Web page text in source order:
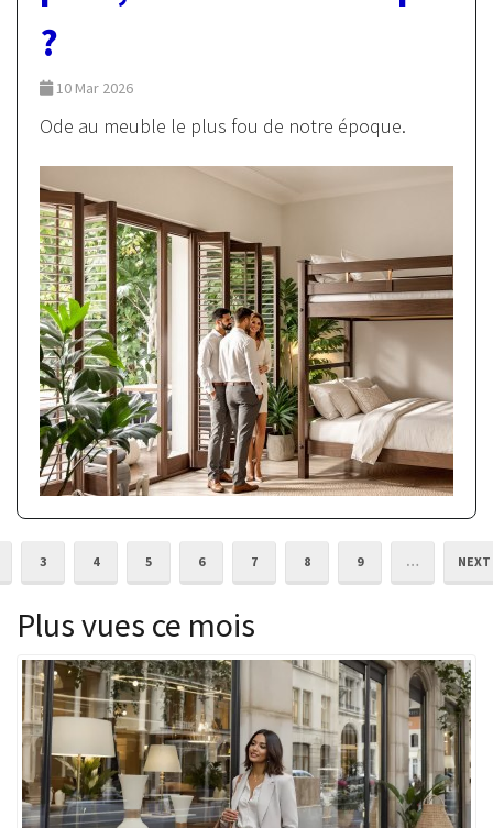
?
10 Mar 2026
Ode au meuble le plus fou de notre époque.
3 4 5 6 7 8 9 … NEXT
Plus vues ce mois